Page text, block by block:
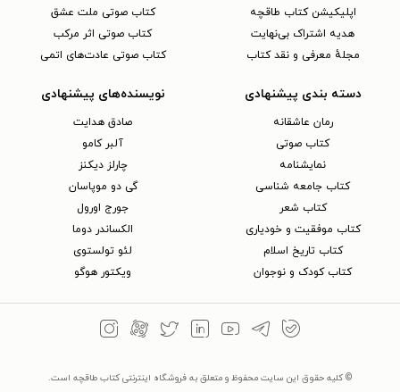
اپلیکیشن کتاب طاقچه
هدیه اشتراک بی‌نهایت
مجلهٔ معرفی و نقد کتاب
کتاب صوتی ملت عشق
کتاب صوتی اثر مرکب
کتاب صوتی عادت‌های اتمی
دسته بندی پیشنهادی
رمان عاشقانه
کتاب‌ صوتی
نمایشنامه
کتاب جامعه شناسی
کتاب شعر
کتاب موفقیت و خودیاری
کتاب تاریخ اسلام
کتاب کودک و نوجوان
نویسنده‌های پیشنهادی
صادق هدایت
آلبر کامو
چارلز دیکنز
گی دو موپاسان
جورج اورول
الکساندر دوما
لئو تولستوی
ویکتور هوگو
© کلیه حقوق این سایت محفوظ و متعلق به فروشگاه اینترنتی کتاب طاقچه است.